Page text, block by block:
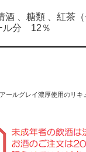
酒 、糖類 、紅茶（
ル分 12％
ールグレイ濃厚使用のリキ